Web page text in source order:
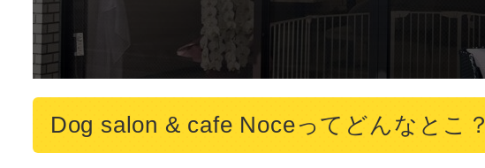
Dog salon & cafe Noceってどんなとこ？